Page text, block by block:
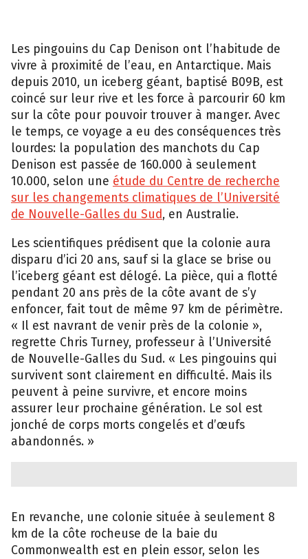
Les pingouins du Cap Denison ont l’habitude de
vivre à proximité de l’eau, en Antarctique. Mais
depuis 2010, un iceberg géant, baptisé B09B, est
coincé sur leur rive et les force à parcourir 60 km
sur la côte pour pouvoir trouver à manger. Avec
le temps, ce voyage a eu des conséquences très
lourdes: la population des manchots du Cap
Denison est passée de 160.000 à seulement
10.000, selon une étude du Centre de recherche
sur les changements climatiques de l’Université
de Nouvelle-Galles du Sud, en Australie.
Les scientifiques prédisent que la colonie aura
disparu d’ici 20 ans, sauf si la glace se brise ou
l’iceberg géant est délogé. La pièce, qui a flotté
pendant 20 ans près de la côte avant de s’y
enfoncer, fait tout de même 97 km de périmètre.
« Il est navrant de venir près de la colonie »,
regrette Chris Turney, professeur à l’Université
de Nouvelle-Galles du Sud. « Les pingouins qui
survivent sont clairement en difficulté. Mais ils
peuvent à peine survivre, et encore moins
assurer leur prochaine génération. Le sol est
jonché de corps morts congelés et d’œufs
abandonnés. »
En revanche, une colonie située à seulement 8
km de la côte rocheuse de la baie du
Commonwealth est en plein essor, selon les